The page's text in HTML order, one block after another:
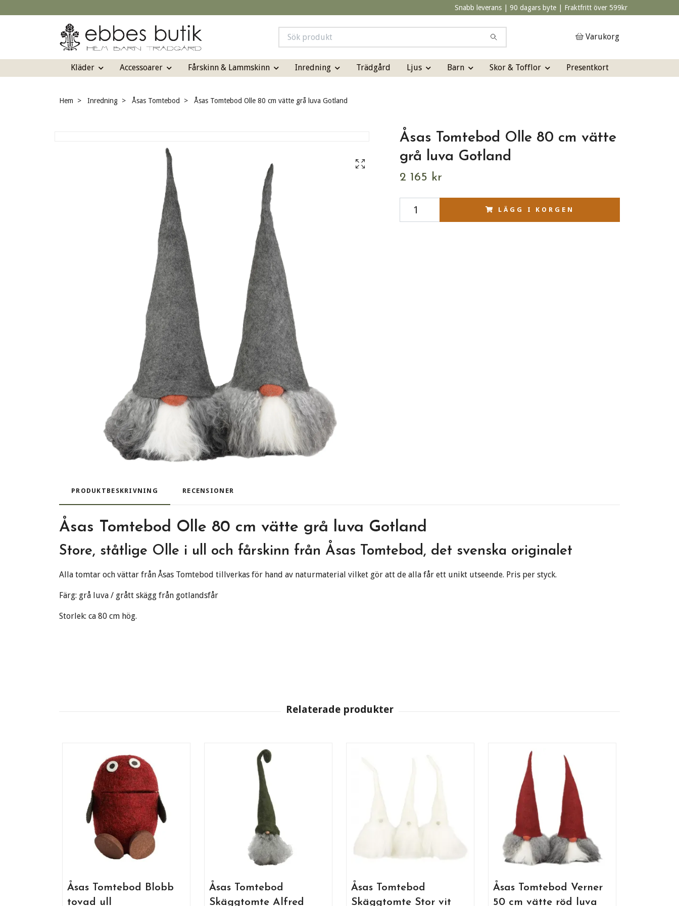
Snabb leverans | 90 dagars byte | Fraktfritt över 599kr
Varukorg
Kläder Accessoarer Fårskinn & Lammskinn Inredning Trädgård Ljus Barn Skor & Tofflor Presentkort
Hem Inredning Åsas Tomtebod Åsas Tomtebod Olle 80 cm vätte grå luva Gotland
Åsas Tomtebod Olle 80 cm vätte
grå luva Gotland
2 165 kr
LÄGG I KORGEN
PRODUKTBESKRIVNING RECENSIONER
Åsas Tomtebod Olle 80 cm vätte grå luva Gotland
Store, ståtlige Olle i ull och fårskinn från Åsas Tomtebod, det svenska originalet
Alla tomtar och vättar från Åsas Tomtebod tillverkas för hand av naturmaterial vilket gör att de alla får ett unikt utseende. Pris per styck.
Färg: grå luva / grått skägg från gotlandsfår
Storlek: ca 80 cm hög.
Åsas Tomtebod Blobb
tovad ull
Åsas Tomtebod
Skäggtomte Alfred
Åsas Tomtebod
Skäggtomte Stor vit
Åsas Tomtebod Verner
50 cm vätte röd luva